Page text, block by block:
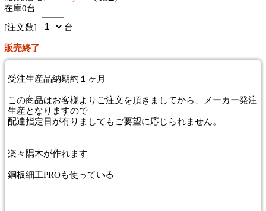
在庫0台
[注文数]
台
販売終了
受注生産品納期約１ヶ月
この商品はお客様よりご注文を頂きましてから、メーカー発注
生産となりますので
配達指定日が有りましてもご要望に応じられません。
楽々隅木が作れます
銅板細工PROも使っている